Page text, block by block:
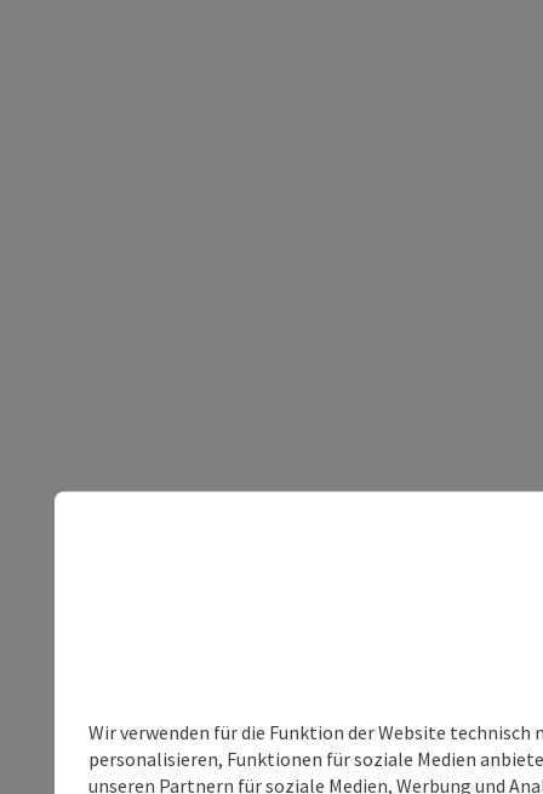
Wir verwenden für die Funktion der Website
personalisieren, Funktionen für soziale Medien
unseren Partnern für soziale Medien, Werbung und